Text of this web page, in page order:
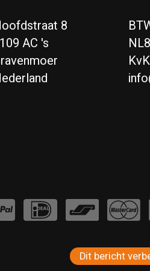
8
AC 's
Dit bericht